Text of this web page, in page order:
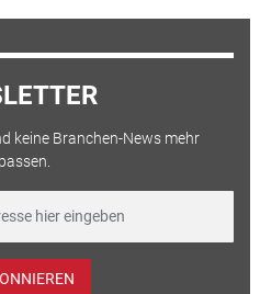
keine Branchen-News mehr